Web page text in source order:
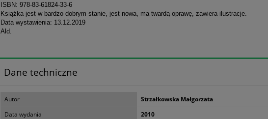
ISBN: 978-83-61824-33-6
Książka jest w bardzo dobrym stanie, jest nowa, ma twardą oprawę, zawiera ilustracje.
Data wystawienia: 13.12.2019
Ald.
Dane techniczne
Autor
Strzałkowska Małgorzata
Data wydania
2010